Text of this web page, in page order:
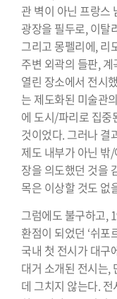
관 벽이 아닌 프랑스
광장을 필두로, 이탈
그리고 몽펠리에, 리
주변 외곽의 들판,
열린 장소에서 전시
는 제도화된 미술관
에 도시/파리로 집중
것이었다. 그러나 결
제도 내부가 아닌 밖
장을 의도했던 것을
목은 이상할 것도 없
그럼에도 불구하고,
환점이 되었던 ‘쉬
국내 첫 전시가 대구
대거 소개된 전시는,
데 그치지 않는다. 전